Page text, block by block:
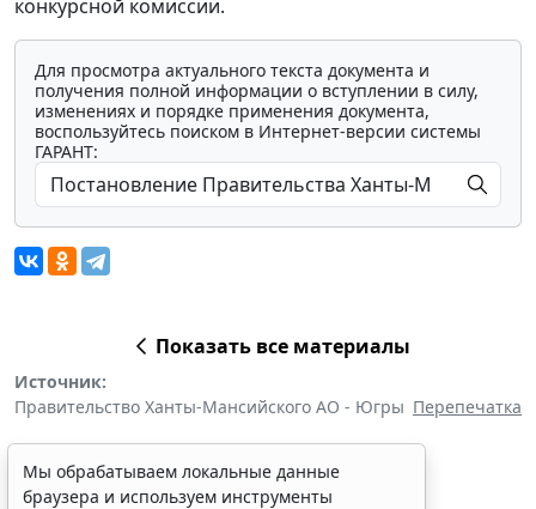
конкурсной комиссии.
Для просмотра актуального текста документа и
получения полной информации о вступлении в силу,
изменениях и порядке применения документа,
воспользуйтесь поиском в Интернет-версии системы
ГАРАНТ:
Показать все материалы
Источник:
Правительство Ханты-Мансийского АО - Югры Перепечатка
Мы обрабатываем локальные данные
браузера и используем инструменты